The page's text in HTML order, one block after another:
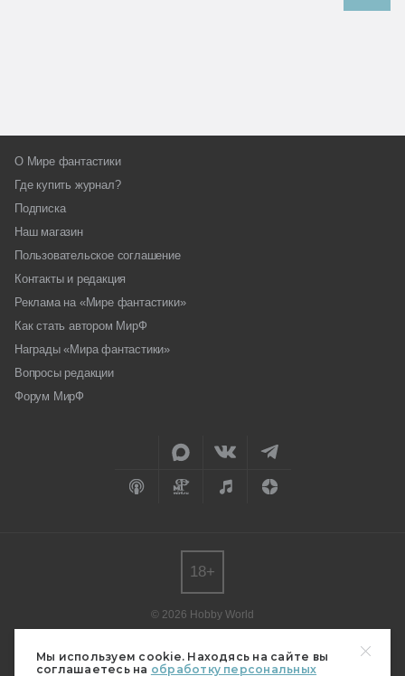
Мы используем cookie. Находясь на сайте вы
соглашаетесь на обработку персональных
О Мире фантастики
Где купить журнал?
Подписка
Наш магазин
Пользовательское соглашение
Контакты и редакция
Реклама на «Мире фантастики»
Как стать автором МирФ
Награды «Мира фантастики»
Вопросы редакции
Форум МирФ
© 2026 Hobby World
редакции.
Мнение авторов может не совпадать с мнением редакции.
18+